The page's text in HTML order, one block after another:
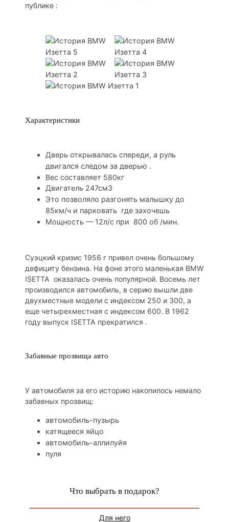
публике :
Характеристики
Дверь открывалась спереди, а руль
двигался следом за дверью .
Вес составляет 580кг
Двигатель 247см3
Это позволяло разгонять малышку до
85км/ч и парковать где захочешь
Мощность — 12л/с при 800 об /мин.
Суэцкий кризис 1956 г привел очень большому
дефициту бензина. На фоне этого маленькая BMW
ISETTA оказалась очень популярной. Восемь лет
производился автомобиль, в серию вышли две
двухместные модели с индексом 250 и 300, а
еще четырехместная с индексом 600. В 1962
году выпуск ISETTA прекратился .
Забавные прозвища авто
У автомобиля за его историю накопилось немало
забавных прозвищ:
автомобиль-пузырь
катящееся яйцо
автомобиль-аллилуйя
пуля
Что выбрать в подарок?
Для него